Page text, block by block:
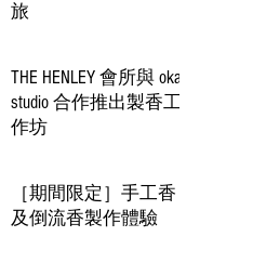
旅​
THE HENLEY 會所與 okapi
studio 合作推出製香工
作坊
［期間限定］手工香
及倒流香製作體驗​